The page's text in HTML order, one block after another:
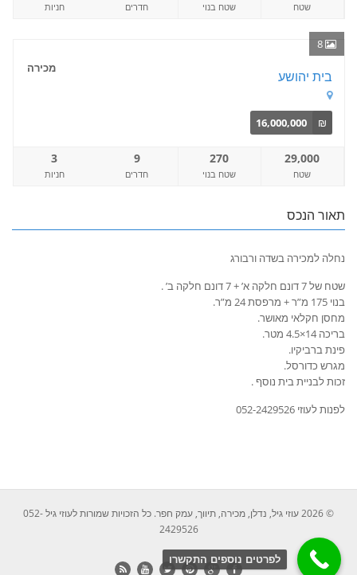
שטח שטח בנוי חדרים חניות
8
מכירה
בית יהושע
₪
16,000,000
29,000
שטח
270
שטח בנוי
9
חדרים
3
חניות
תאור הנכס
נחלה למכירה בשדה ורבורג
שטח של 7 דונם חלקה א’ + 7 דונם חלקה ב’ .
בנוי 175 מ”ר + מרפסת 24 מ”ר.
מחסן חקלאי מאושר.
בריכה 14×4.5 מטר.
פינת ברביקיו.
מגרש כדורסל.
זכות לבניית בית נוסף .
לפנות לעוזי 052-2429526
© 2026 עוזי גיל, נדלן, מכירה, תיווך, עמק חפר. כל הזכויות שמורות לעוזי גיל 052-
2429526
לפרטים נוספים התקשרו